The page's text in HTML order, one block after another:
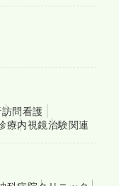
訪問看護
療内視鏡治験関連